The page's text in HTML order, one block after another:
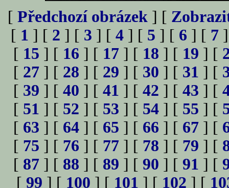
[ Předchozí obrázek ] [
[ 1 ] [ 2 ] [ 3 ] [ 4 ] [ 5 ] [ 6 ] [ 7
[ 15 ] [ 16 ] [ 17 ] [ 18 ] [ 19 ] [
[ 27 ] [ 28 ] [ 29 ] [ 30 ] [ 31 ] [
[ 39 ] [ 40 ] [ 41 ] [ 42 ] [ 43 ] [
[ 51 ] [ 52 ] [ 53 ] [ 54 ] [ 55 ] [
[ 63 ] [ 64 ] [ 65 ] [ 66 ] [ 67 ] [
[ 75 ] [ 76 ] [ 77 ] [ 78 ] [ 79 ] [
[ 87 ] [ 88 ] [ 89 ] [ 90 ] [ 91 ] [
[ 99 ] [ 100 ] [ 101 ] [ 102 ] [